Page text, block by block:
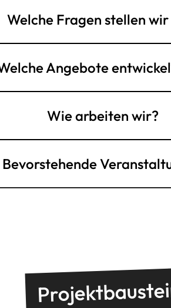
Welche Fragen stellen wir
Angebote
Wie arbeiten wir?
Bevorstehende